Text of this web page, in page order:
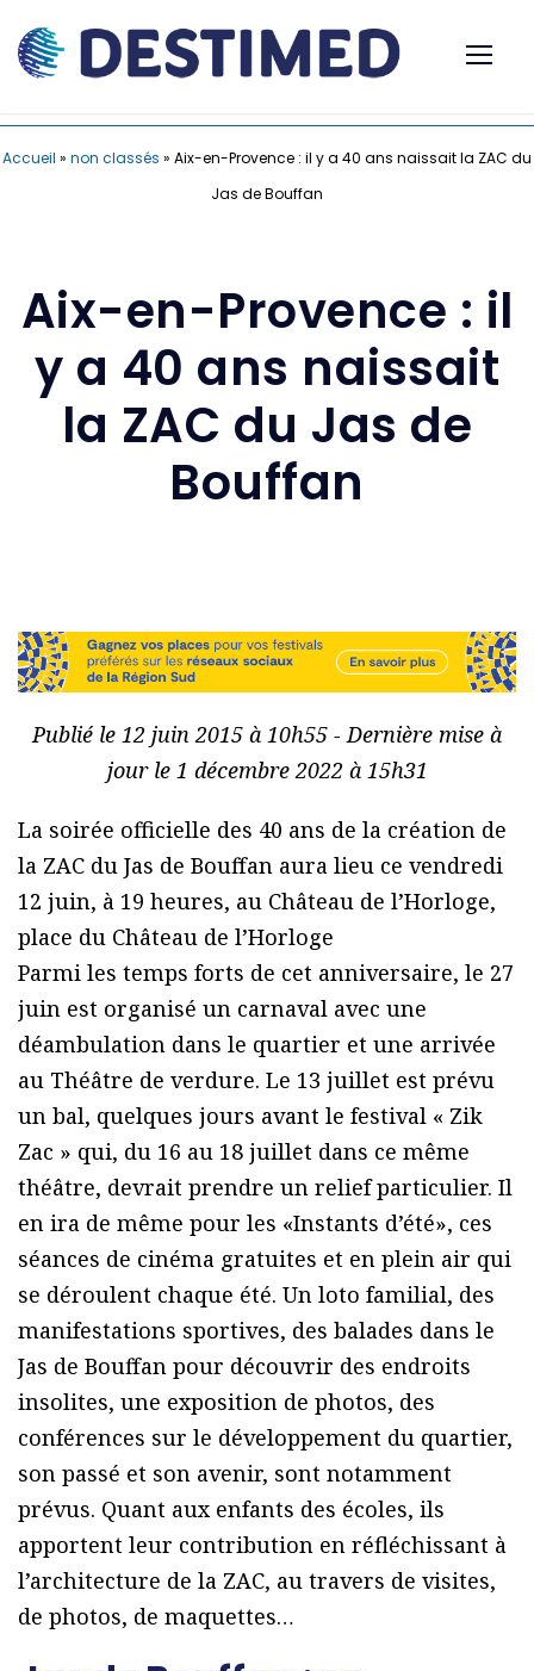
Accueil » non classés » Aix-en-Provence : il y a 40 ans naissait la ZAC du
Jas de Bouffan
Aix-en-Provence : il
y a 40 ans naissait
la ZAC du Jas de
Bouffan
Publié le 12 juin 2015 à 10h55 - Dernière mise à
jour le 1 décembre 2022 à 15h31
La soirée officielle des 40 ans de la création de
la ZAC du Jas de Bouffan aura lieu ce vendredi
12 juin, à 19 heures, au Château de l’Horloge,
place du Château de l’Horloge
Parmi les temps forts de cet anniversaire, le 27
juin est organisé un carnaval avec une
déambulation dans le quartier et une arrivée
au Théâtre de verdure. Le 13 juillet est prévu
un bal, quelques jours avant le festival « Zik
Zac » qui, du 16 au 18 juillet dans ce même
théâtre, devrait prendre un relief particulier. Il
en ira de même pour les «Instants d’été», ces
séances de cinéma gratuites et en plein air qui
se déroulent chaque été. Un loto familial, des
manifestations sportives, des balades dans le
Jas de Bouffan pour découvrir des endroits
insolites, une exposition de photos, des
conférences sur le développement du quartier,
son passé et son avenir, sont notamment
prévus. Quant aux enfants des écoles, ils
apportent leur contribution en réfléchissant à
l’architecture de la ZAC, au travers de visites,
de photos, de maquettes…